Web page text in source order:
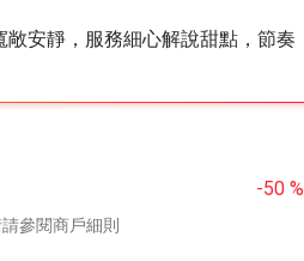
安靜，服務細心解說甜點，節奏
-50 %
參閱商戶細則